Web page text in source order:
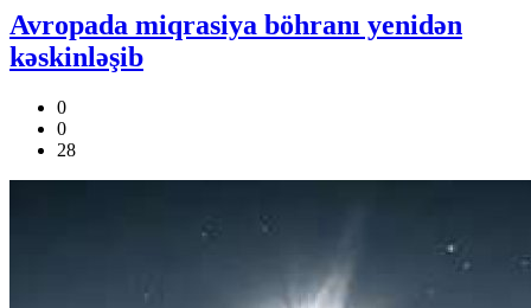
Avropada miqrasiya böhranı yenidən
kəskinləşib
0
0
28